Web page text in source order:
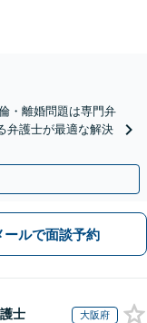
・離婚問題は専門弁
弁護士が最適な解決
ールで面談予約
士 大阪府